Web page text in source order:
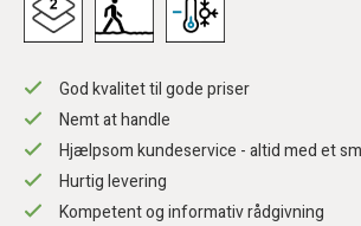
God kvalitet til gode priser
Nemt at handle
Hjælpsom kundeservice - altid med et
Hurtig levering
Kompetent og informativ rådgivning